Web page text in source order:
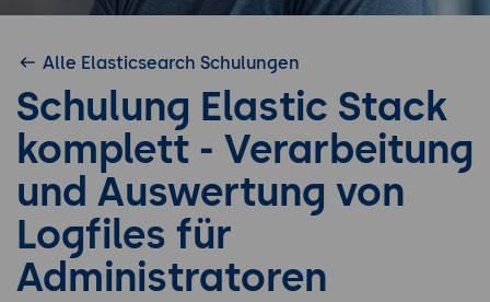
Alle Elasticsearch Schulungen
Schulung Elastic Stack
komplett - Verarbeitung
und Auswertung von
Logfiles für
Administratoren